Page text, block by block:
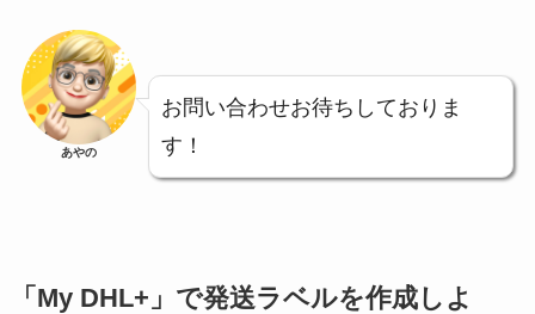
あやの
お問い合わせお待ちしておりま
す！
「My DHL+」で発送ラベルを作成しよ